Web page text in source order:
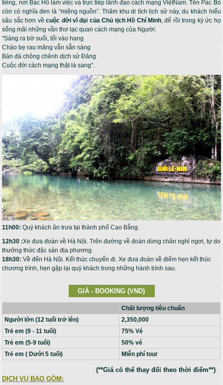
tiếng, nơi Bác Hồ làm việc và trực tiếp lãnh đạo cách mạng ViệtNam. Tên Pác Bó
còn có nghĩa đen là “miệng nguồn”. Thăm khu di tích lịch sử này, du khách hiểu
sâu sắc hơn vềcuộc đời vĩ đại của Chủ tịch Hồ Chí Minh , để rồi trong ký ức họ
sống mãi những vần thơ lạc quan cách mạng của Người:
"Sáng ra bờ suối, tối vào hang
Cháo bẹ rau măng vẫn sẵn sàng
Bàn đá chông chênh dịch sử Ðảng
Cuộc đời cách mạng thật là sang".
11h00: Quý khách ăn trưa tại thành phố Cao Bằng.
12h30 :Xe đưa đoàn về Hà Nội. Trên đường về đoàn dừng chân nghỉ ngơi, tự do
thưởng thức đặc sản địa phương.
18h30: Về đến Hà Nội. Kết thúc chuyến đi. Xe đưa đoàn về điểm hẹn kết thúc
chương trình, hẹn gặp lại quý khách trong những hành trình sau.
GIÁ - BOOKING (VND)
Chất lượng tiêu chuẩn
Người lớn (12 tuổi trở lên)
2,350,000
Trẻ em (9 - 11 tuổi)
75% Vé
Trẻ em (5-9 tuổi)
50% vé
Trẻ em ( Dưới 5 tuổi)
Miễn phí tour
(**Giá có thể thay đổi theo thời điểm**)
DỊCH VỤ BAO GỒM: